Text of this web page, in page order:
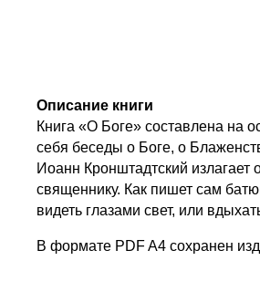
Описание книги
Книга «О Боге» составлена на
себя беседы о Боге, о
Иоанн Кронштадтский излагает
священнику. Как пишет сам
видеть глазами свет, или
В формате PDF A4 сохранен